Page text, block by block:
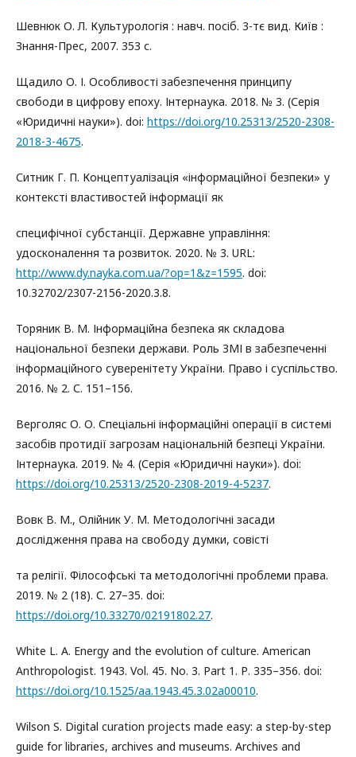
Шевнюк О. Л. Культурологія : навч. посіб. 3-тє вид. Київ :
Знання-Прес, 2007. 353 с.
Щадило О. І. Особливості забезпечення принципу
свободи в цифрову епоху. Інтернаука. 2018. № 3. (Серія
«Юридичні науки»). doi: https://doi.org/10.25313/2520-2308-
2018-3-4675.
Ситник Г. П. Концептуалізація «інформаційної безпеки» у
контексті властивостей інформації як
специфічної субстанції. Державне управління:
удосконалення та розвиток. 2020. № 3. URL:
http://www.dy.nayka.com.ua/?op=1&z=1595. doi:
10.32702/2307-2156-2020.3.8.
Торяник В. М. Інформаційна безпека як складова
національної безпеки держави. Роль ЗМІ в забезпеченні
інформаційного суверенітету України. Право і суспільство.
2016. № 2. С. 151–156.
Верголяс О. О. Спеціальні інформаційні операції в системі
засобів протидії загрозам національній безпеці України.
Інтернаука. 2019. № 4. (Серія «Юридичні науки»). doi:
https://doi.org/10.25313/2520-2308-2019-4-5237.
Вовк В. М., Олійник У. М. Методологічні засади
дослідження права на свободу думки, совісті
та релігії. Філософські та методологічні проблеми права.
2019. № 2 (18). С. 27–35. doi:
https://doi.org/10.33270/02191802.27.
White L. A. Energy and the evolution of culture. American
Anthropologist. 1943. Vol. 45. No. 3. Part 1. Р. 335–356. doi:
https://doi.org/10.1525/aa.1943.45.3.02a00010.
Wilson S. Digital curation projects made easy: a step-by-step
guide for libraries, archives and museums. Archives and